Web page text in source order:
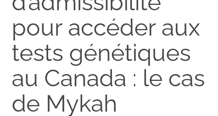
pour accéder aux
tests génétiques
au Canada : le cas
de Mykah